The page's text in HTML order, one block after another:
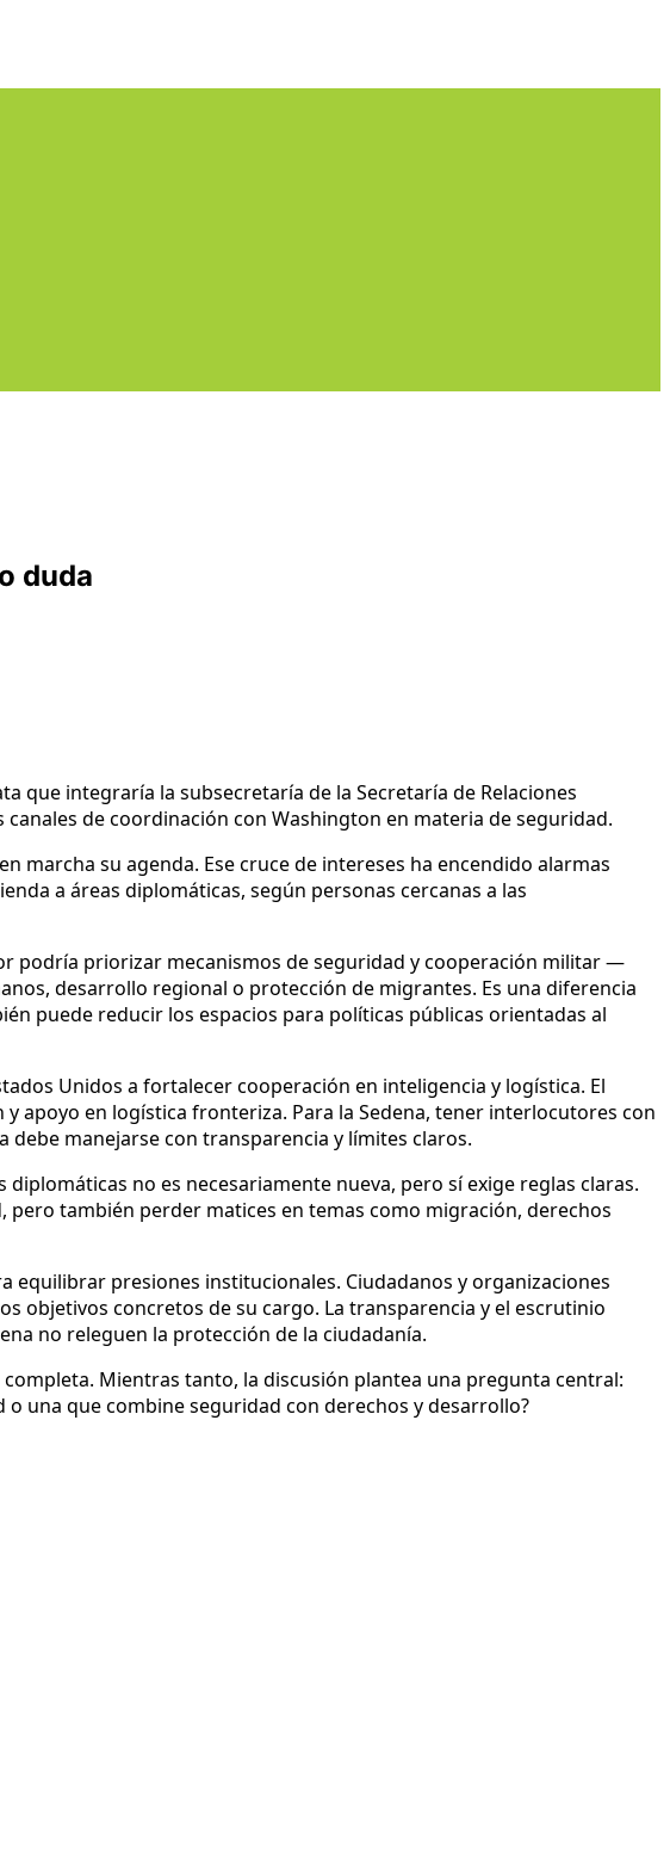
duda
que integraría la subsecretaría de la Secretaría de Relaciones
de coordinación con Washington en materia de seguridad.
marcha su agenda. Ese cruce de intereses ha encendido alarmas
a áreas diplomáticas, según personas cercanas a las
podría priorizar mecanismos de seguridad y cooperación militar —
desarrollo regional o protección de migrantes. Es una diferencia
puede reducir los espacios para políticas públicas orientadas al
Unidos a fortalecer cooperación en inteligencia y logística. El
apoyo en logística fronteriza. Para la Sedena, tener interlocutores con
debe manejarse con transparencia y límites claros.
no es necesariamente nueva, pero sí exige reglas claras.
también perder matices en temas como migración, derechos
equilibrar presiones institucionales. Ciudadanos y organizaciones
objetivos concretos de su cargo. La transparencia y el escrutinio
no releguen la protección de la ciudadanía.
Mientras tanto, la discusión plantea una pregunta central:
una que combine seguridad con derechos y desarrollo?